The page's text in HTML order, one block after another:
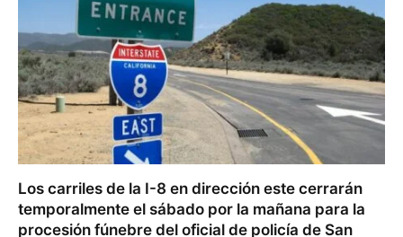
Los carriles de la I-8 en dirección este cerrarán
temporalmente el sábado por la mañana para la
procesión fúnebre del oficial de policía de San